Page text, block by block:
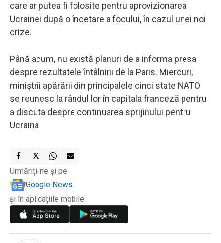
care ar putea fi folosite pentru aprovizionarea
Ucrainei după o încetare a focului, în cazul unei noi
crize.
Până acum, nu există planuri de a informa presa
despre rezultatele întâlnirii de la Paris. Miercuri,
miniștrii apărării din principalele cinci state NATO
se reunesc la rândul lor în capitala franceză pentru
a discuta despre continuarea sprijinului pentru
Ucraina
Urmăriți-ne și pe
Google News
și în aplicațiile mobile